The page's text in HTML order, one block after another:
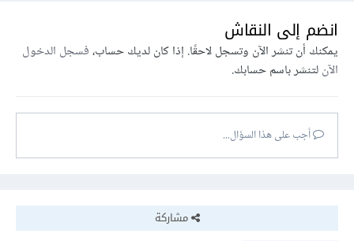
انضم إلى النقاش
يمكنك أن تنشر الآن وتسجل لاحقًا. إذا كان لديك حساب،فسجل الدخول
الآنلتنشر باسم حسابك.
أجب على هذا السؤال...
مشاركة